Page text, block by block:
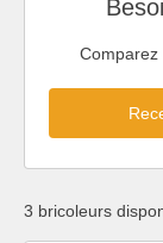
Comparez
3 bricoleurs